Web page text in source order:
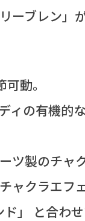
ーブレン」
動。
ィの有機的
ツ製のチャ
ャクラエフ
」 と合わ